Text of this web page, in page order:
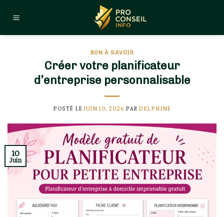
BON À SAVOIR
Créer votre planificateur
d’entreprise personnalisable
POSTÉ LEJUIN 10, 2026 PAR DELPHINE
10
Juin